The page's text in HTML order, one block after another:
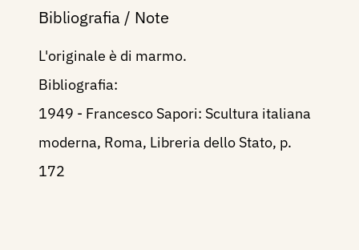
Bibliografia / Note
L'originale è di marmo.
Bibliografia:
1949 - Francesco Sapori: Scultura italiana
moderna, Roma, Libreria dello Stato, p.
172